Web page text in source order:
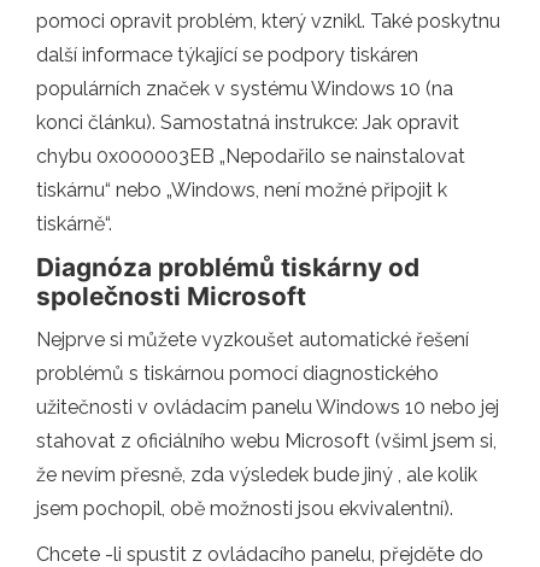
pomoci opravit problém, který vznikl. Také poskytnu
další informace týkající se podpory tiskáren
populárních značek v systému Windows 10 (na
konci článku). Samostatná instrukce: Jak opravit
chybu 0x000003EB „Nepodařilo se nainstalovat
tiskárnu“ nebo „Windows, není možné připojit k
tiskárně“.
Diagnóza problémů tiskárny od
společnosti Microsoft
Nejprve si můžete vyzkoušet automatické řešení
problémů s tiskárnou pomocí diagnostického
užitečnosti v ovládacím panelu Windows 10 nebo jej
stahovat z oficiálního webu Microsoft (všiml jsem si,
že nevím přesně, zda výsledek bude jiný , ale kolik
jsem pochopil, obě možnosti jsou ekvivalentní).
Chcete -li spustit z ovládacího panelu, přejděte do